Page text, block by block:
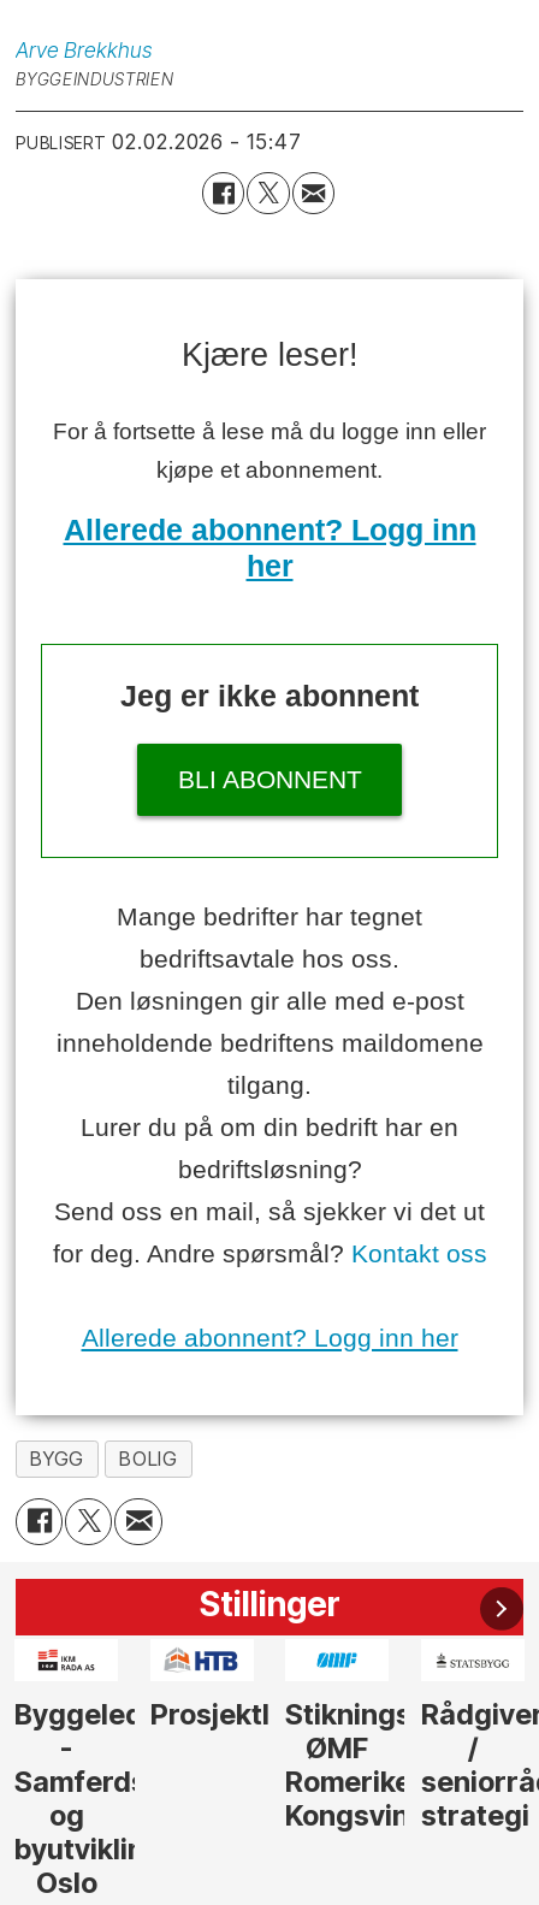
Arve Brekkhus
BYGGEINDUSTRIEN
PUBLISERT 02.02.2026 - 15:47
Kjære leser!
For å fortsette å lese må du logge inn eller
kjøpe et abonnement.
Allerede abonnent? Logg inn
her
Jeg er ikke abonnent
BLI ABONNENT
Mange bedrifter har tegnet
bedriftsavtale hos oss.
Den løsningen gir alle med e-post
inneholdende bedriftens maildomene
tilgang.
Lurer du på om din bedrift har en
bedriftsløsning?
Send oss en mail, så sjekker vi det ut
for deg. Andre spørsmål? Kontakt oss
Allerede abonnent? Logg inn her
BYGG BOLIG
Stillinger
ProsjektlederStikningsingeniør
Kongsvinger
Rådgiver
/
seniorrådgiver
strategi
til
i Gulen